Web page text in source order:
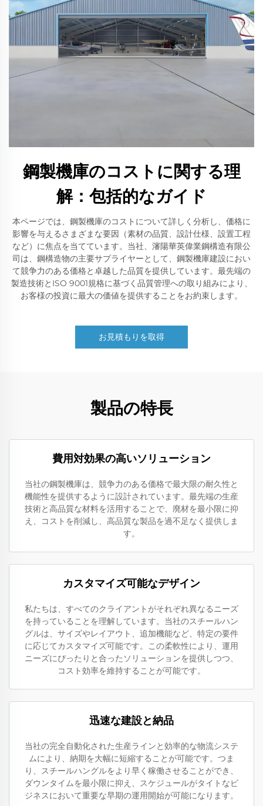
鋼製機庫のコストに関する理
解：包括的なガイド
本ページでは、鋼製機庫のコストについて詳しく分析し、価格に
影響を与えるさまざまな要因（素材の品質、設計仕様、設置工程
など）に焦点を当てています。当社、瀋陽華英偉業鋼構造有限公
司は、鋼構造物の主要サプライヤーとして、鋼製機庫建設におい
て競争力のある価格と卓越した品質を提供しています。最先端の
製造技術とISO 9001規格に基づく品質管理への取り組みにより、
お客様の投資に最大の価値を提供することをお約束します。
お見積もりを取得
製品の特長
費用対効果の高いソリューション
当社の鋼製機庫は、競争力のある価格で最大限の耐久性と
機能性を提供するように設計されています。最先端の生産
技術と高品質な材料を活用することで、廃材を最小限に抑
え、コストを削減し、高品質な製品を過不足なく提供しま
す。
カスタマイズ可能なデザイン
私たちは、すべてのクライアントがそれぞれ異なるニーズ
を持っていることを理解しています。当社のスチールハン
グルは、サイズやレイアウト、追加機能など、特定の要件
に応じてカスタマイズ可能です。この柔軟性により、運用
ニーズにぴったりと合ったソリューションを提供しつつ、
コスト効率を維持することが可能です。
迅速な建設と納品
当社の完全自動化された生産ラインと効率的な物流システ
ムにより、納期を大幅に短縮することが可能です。つま
り、スチールハングルをより早く稼働させることができ、
ダウンタイムを最小限に抑え、スケジュールがタイトなビ
ジネスにおいて重要な早期の運用開始が可能になります。